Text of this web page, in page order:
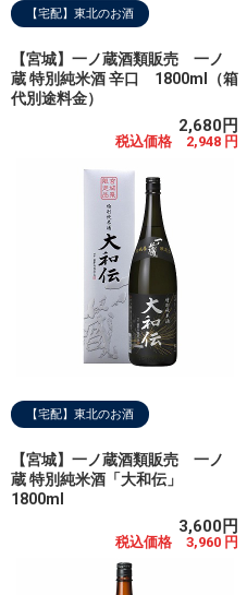
【宅配】東北のお酒
【宮城】一ノ蔵酒類販売 一ノ
蔵 特別純米酒 辛口 1800ml（箱
代別途料金）
2,680円
税込価格 2,948 円
【宅配】東北のお酒
【宮城】一ノ蔵酒類販売 一ノ
蔵 特別純米酒「大和伝」
1800ml
3,600円
税込価格 3,960 円